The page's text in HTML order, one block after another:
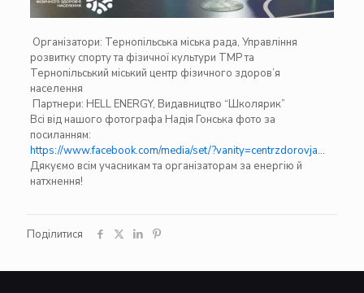
Організатори: Тернопільська міська рада, Управління
розвитку спорту та фізичної культури ТМРта
Тернопільський міський центр фізичного здоров’я
населення
Партнери: HELL ENERGY, Видавництво “Школярик”
Всі від нашого фотографа Надія Гонська фото за
посиланням:
https://www.facebook.com/media/set/?vanity=centrzdorovja…
Дякуємо всім учасникам та організаторам за енергію й
натхнення!
Поділитися